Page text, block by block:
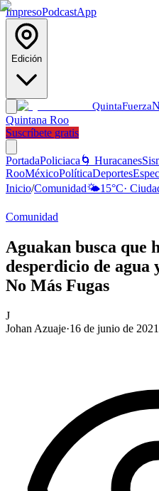
ImpresoPodcastApp
Edición
QuintaFuerza
Quintana Roo
Suscríbete gratis
PortadaPoliciaca 🌀 Huracanes
RooMéxicoPolíticaDeportes
Inicio/Comunidad🌤️15°C·
Comunidad
Aguakan busca que
desperdicio de agua
No Más Fugas
J
Johan Azuaje·16 de junio de 2021